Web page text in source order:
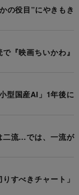
の役目”にやきもき
『映画ちいかわ』
型国産AI」1年後に
二流…では、一流が
すべきチャート」